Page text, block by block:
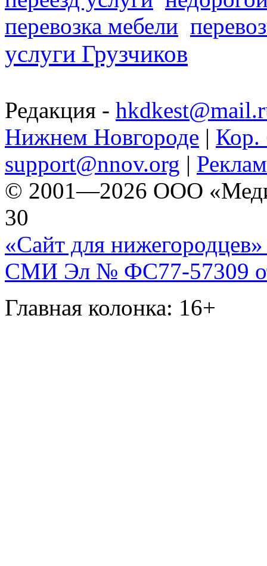
перевозка мебели
услуги Грузчиков
Редакция -
Нижнем Новгороде | Кор.
support@nnov.org |
© 2001—2026 ООО
30
«Сайт для нижегородцев»
СМИ Эл № ФС77-57309
Главная колонка: 16+